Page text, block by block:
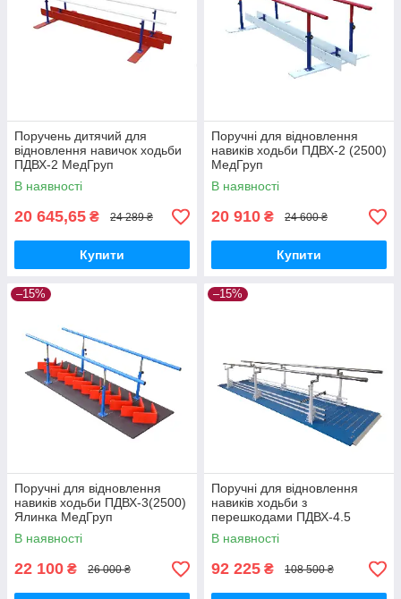
Поручень дитячий для
відновлення навичок ходьби
ПДВХ-2 МедГруп
В наявності
20 645,65 ₴ 24 289 ₴
Купити
Поручні для відновлення
навиків ходьби ПДВХ-2 (2500)
МедГруп
В наявності
20 910 ₴ 24 600 ₴
Купити
–15%
Поручні для відновлення
навиків ходьби ПДВХ-3(2500)
Ялинка МедГруп
В наявності
22 100 ₴ 26 000 ₴
–15%
Поручні для відновлення
навиків ходьби з
перешкодами ПДВХ-4.5
(5000) МедГруп
В наявності
92 225 ₴ 108 500 ₴